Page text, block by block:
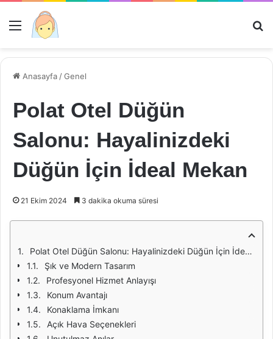
Menü
Anasayfa /Genel
Polat Otel Düğün
Salonu: Hayalinizdeki
Düğün İçin İdeal Mekan
21 Ekim 2024 3 dakika okuma süresi
Polat Otel Düğün Salonu: Hayalinizdeki Düğün İçin İdeal Mekan
Şık ve Modern Tasarım
Profesyonel Hizmet Anlayışı
Konum Avantajı
Konaklama İmkanı
Açık Hava Seçenekleri